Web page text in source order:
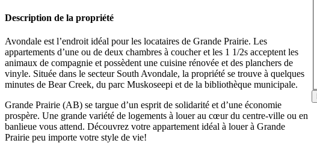
Description de la propriété
Avondale est l’endroit idéal pour les locataires de Grande Prairie. Les
appartements d’une ou de deux chambres à coucher et les 1 1/2s acceptent les
animaux de compagnie et possèdent une cuisine rénovée et des planchers de
vinyle. Située dans le secteur South Avondale, la propriété se trouve à quelques
minutes de Bear Creek, du parc Muskoseepi et de la bibliothèque municipale.
Grande Prairie (AB) se targue d’un esprit de solidarité et d’une économie
prospère. Une grande variété de logements à louer au cœur du centre-ville ou en
banlieue vous attend. Découvrez votre appartement idéal à louer à Grande
Prairie peu importe votre style de vie!